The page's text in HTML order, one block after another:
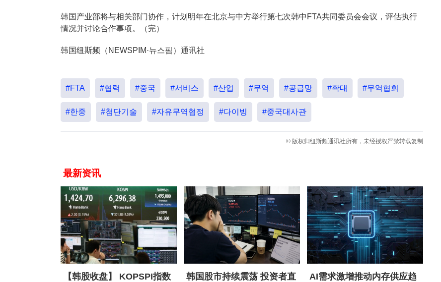
韩国产业部将与相关部门协作，计划明年在北京与中方举行第七次韩中FTA共同委员会会议，评估执行
情况并讨论合作事项。（完）
韩国纽斯频（NEWSPIM·뉴스핌）通讯社
#FTA #협력 #중국 #서비스 #산업 #무역 #공급망 #확대 #무역협회
#한중 #첨단기술 #자유무역협정 #다이빙 #중국대사관
© 版权归纽斯频通讯社所有，未经授权严禁转载复制
最新资讯
【韩股收盘】 KOPSPI指数 韩国股市持续震荡 投资者直 AI需求激增推动内存供应趋